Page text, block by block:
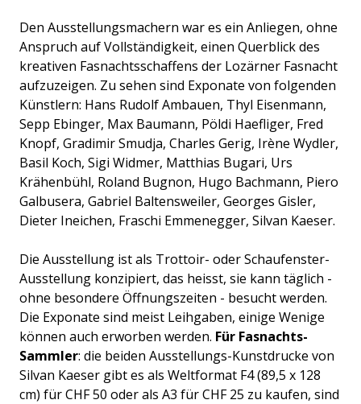
Den Ausstellungsmachern war es ein Anliegen, ohne
Anspruch auf Vollständigkeit, einen Querblick des
kreativen Fasnachtsschaffens der Lozärner Fasnacht
aufzuzeigen. Zu sehen sind Exponate von folgenden
Künstlern: Hans Rudolf Ambauen, Thyl Eisenmann,
Sepp Ebinger, Max Baumann, Pöldi Haefliger, Fred
Knopf, Gradimir Smudja, Charles Gerig, Irène Wydler,
Basil Koch, Sigi Widmer, Matthias Bugari, Urs
Krähenbühl, Roland Bugnon, Hugo Bachmann, Piero
Galbusera, Gabriel Baltensweiler, Georges Gisler,
Dieter Ineichen, Fraschi Emmenegger, Silvan Kaeser.
Die Ausstellung ist als Trottoir- oder Schaufenster-
Ausstellung konzipiert, das heisst, sie kann täglich -
ohne besondere Öffnungszeiten - besucht werden.
Die Exponate sind meist Leihgaben, einige Wenige
können auch erworben werden. Für Fasnachts-
Sammler: die beiden Ausstellungs-Kunstdrucke von
Silvan Kaeser gibt es als Weltformat F4 (89,5 x 128
cm) für CHF 50 oder als A3 für CHF 25 zu kaufen, sind